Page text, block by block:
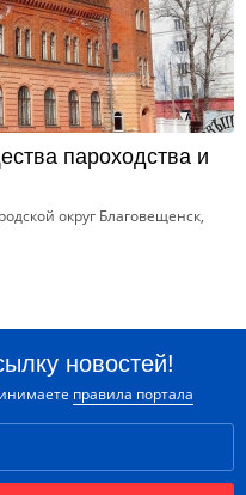
пароходства и
округ Благовещенск,
новостей!
правила портала